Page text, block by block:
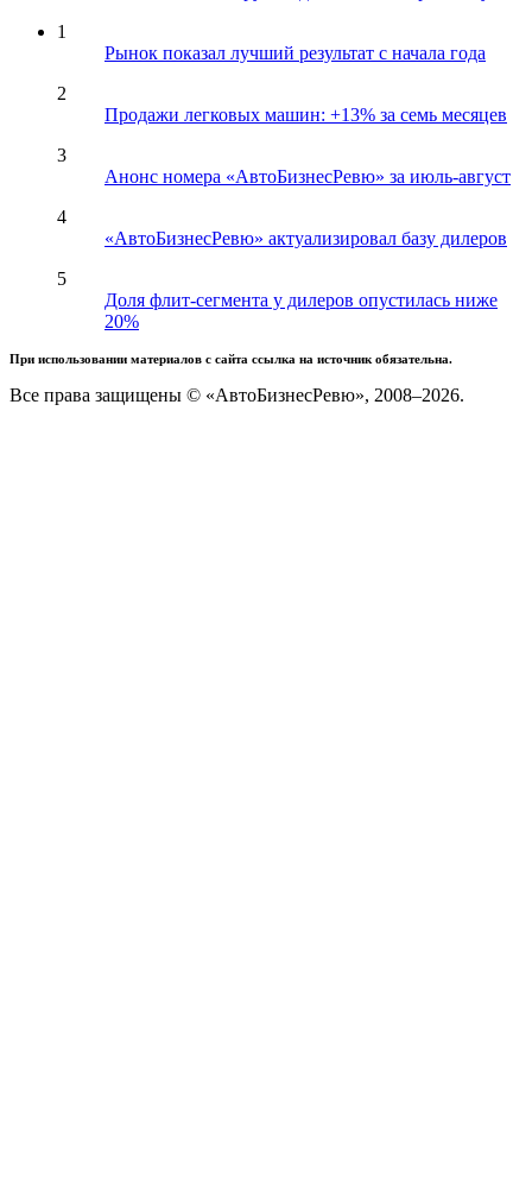
1
Рынок показал лучший результат с начала года
2
Продажи легковых машин: +13% за семь месяцев
3
Анонс номера «АвтоБизнесРевю» за июль-август
4
«АвтоБизнесРевю» актуализировал базу дилеров
5
Доля флит-сегмента у дилеров опустилась ниже
20%
При использовании материалов с сайта ссылка на источник обязательна.
Все права защищены © «АвтоБизнесРевю», 2008–2026.